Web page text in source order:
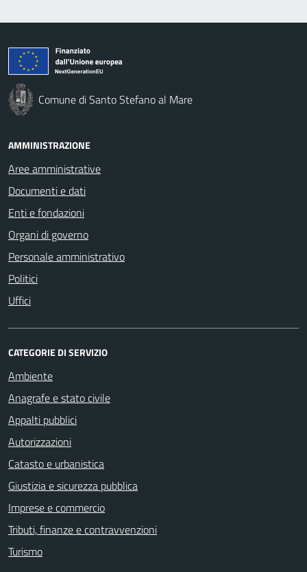
Comune di Santo Stefano al Mare
AMMINISTRAZIONE
Aree amministrative
Documenti e dati
Enti e fondazioni
Organi di governo
Personale amministrativo
Politici
Uffici
CATEGORIE DI SERVIZIO
Ambiente
Anagrafe e stato civile
Appalti pubblici
Autorizzazioni
Catasto e urbanistica
Giustizia e sicurezza pubblica
Imprese e commercio
Tributi, finanze e contravvenzioni
Turismo